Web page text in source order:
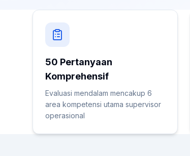
50 Pertanyaan
Komprehensif
Evaluasi mendalam mencakup 6
area kompetensi utama supervisor
operasional